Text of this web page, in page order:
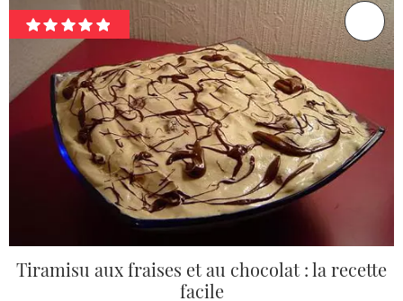
Tiramisu aux fraises et au chocolat : la recette
facile